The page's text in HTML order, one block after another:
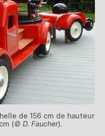
de 156 cm de hauteur
(© D. Faucher).